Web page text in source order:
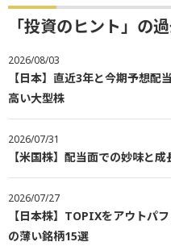
「投資のヒント」の
2026/08/03
【日本】直近3年と今期予想
高い大型株
2026/07/31
【米国株】配当面での妙味と
2026/07/27
【日本株】TOPIXをアウトパ
の薄い銘柄15選